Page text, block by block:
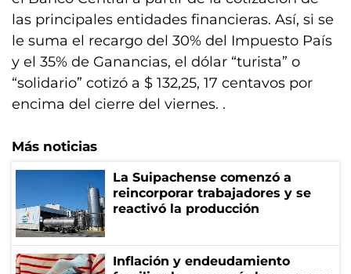
las principales entidades financieras. Así, si se
le suma el recargo del 30% del Impuesto País
y el 35% de Ganancias, el dólar “turista” o
“solidario” cotizó a $ 132,25, 17 centavos por
encima del cierre del viernes. .
Más noticias
La Suipachense comenzó a
reincorporar trabajadores y se
reactivó la producción
Inflación y endeudamiento